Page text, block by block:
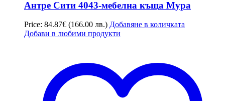
Антре Сити 4043-мебелна къща Мура
Price: 84.87€ (166.00 лв.) Добавяне в количката
Добави в любими продукти